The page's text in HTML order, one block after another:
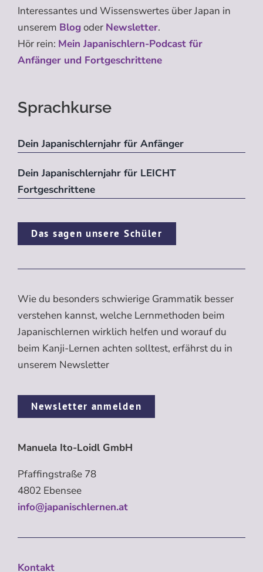
Interessantes und Wissenswertes über Japan in
unserem Blogoder Newsletter.
Hör rein: Mein Japanischlern-Podcast für
Anfänger und Fortgeschrittene
Sprachkurse
Dein Japanischlernjahr für Anfänger
Dein Japanischlernjahr für LEICHT
Fortgeschrittene
Das sagen unsere Schüler
Wie du besonders schwierige Grammatik besser
verstehen kannst, welche Lernmethoden beim
Japanischlernen wirklich helfen und worauf du
beim Kanji-Lernen achten solltest, erfährst du in
unserem Newsletter
Newsletter anmelden
Manuela Ito-Loidl GmbH
Pfaffingstraße 78
4802 Ebensee
info@japanischlernen.at
Kontakt